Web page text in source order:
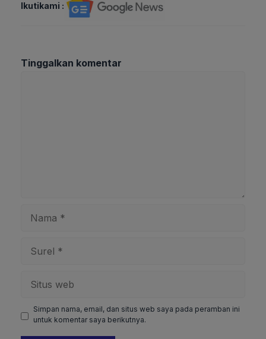
Ikutikami :
Tinggalkan komentar
web
Simpan nama, email, dan situs web saya pada peramban ini
untuk komentar saya berikutnya.